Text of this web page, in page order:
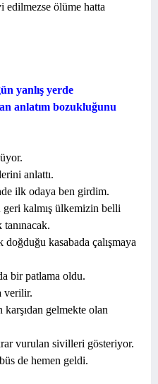
ölüme hatta
yanlış yerde
anlatım bozukluğunu
anlattı.
ilk odaya ben girdim.
kalmış ülkemizin belli
kasabada çalışmaya
bir patlama oldu.
verilir.
gelmekte olan
vurulan sivilleri gösteriyor.
de hemen geldi.